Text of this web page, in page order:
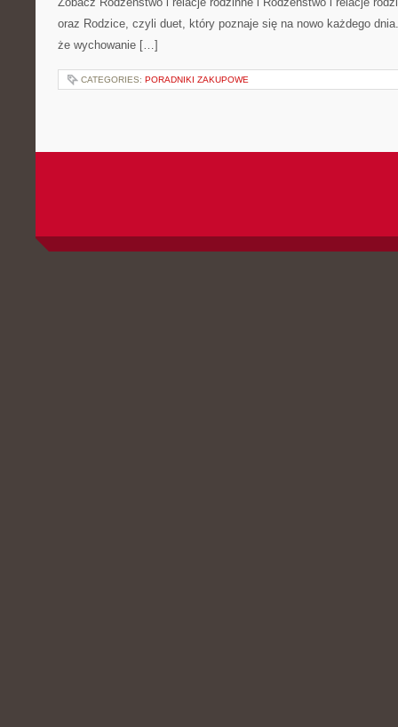
oraz Rodzice, czyli duet, który poznaje się na nowo każdego
że wychowanie […]
CATEGORIES: PORADNIKI ZAKUPOWE